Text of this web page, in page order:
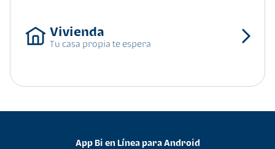
Tu casa propia te espera
App Bi en Línea para Android